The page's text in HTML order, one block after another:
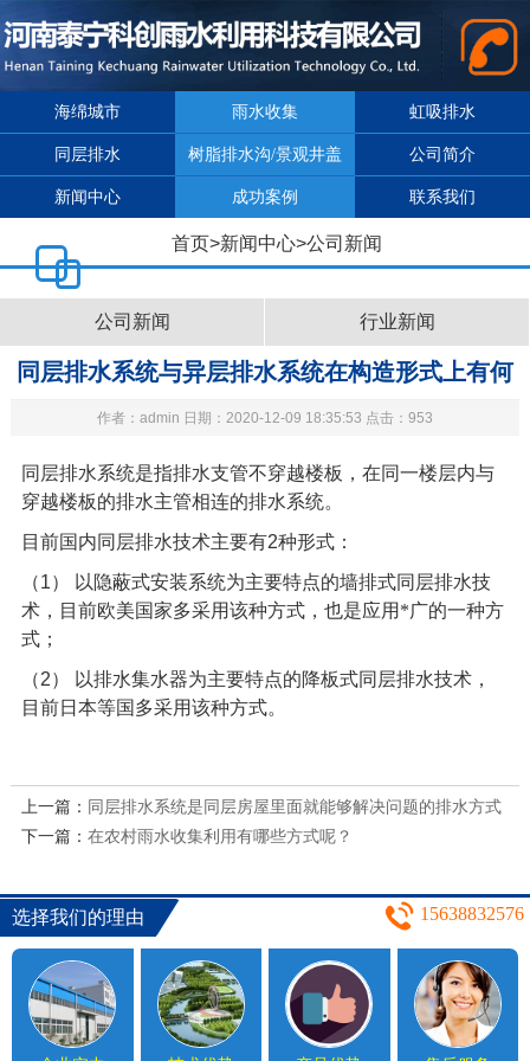
海绵城市 雨水收集 虹吸排水
同层排水 树脂排水沟/景观井盖 公司简介
新闻中心 成功案例 联系我们
首页>新闻中心>公司新闻
公司新闻 行业新闻
同层排水系统与异层排水系统在构造形式上有何
区别
作者：admin 日期：2020-12-09 18:35:53 点击：953
同层排水系统是指排水支管不穿越楼板，在同一楼层内与
穿越楼板的排水主管相连的排水系统。
目前国内同层排水技术主要有2种形式：
（1）
以隐蔽式安装系统为主要特点的墙排式同层排水技
术，目前欧美国家多采用该种方式，也是应用*广的一种方
式；
（2）
以排水集水器为主要特点的降板式同层排水技术，
目前日本等国多采用该种方式。
上一篇： 同层排水系统是同层房屋里面就能够解决问题的排水方式
下一篇： 在农村雨水收集利用有哪些方式呢？
选择我们的理由 15638832576